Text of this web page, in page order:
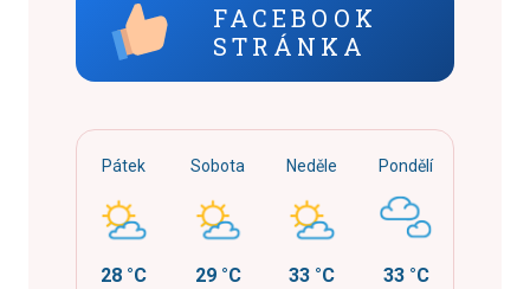
FACEBOOK
STRÁNKA
Pátek
28 °C
Sobota
29 °C
Neděle
33 °C
Pondělí
33 °C